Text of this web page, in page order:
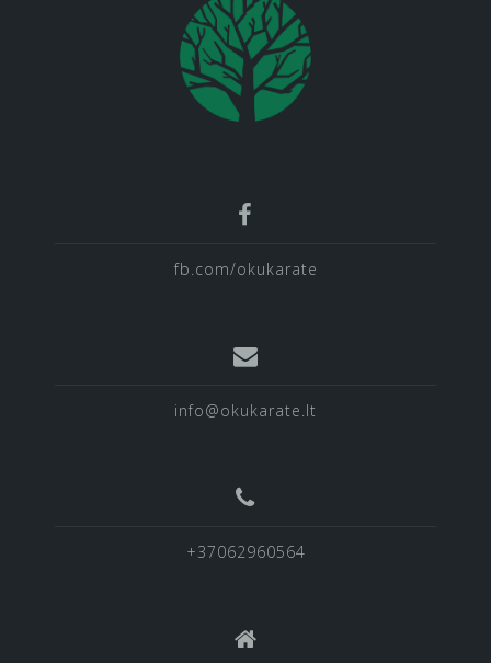
fb.com/okukarate
info@okukarate.lt
+37062960564